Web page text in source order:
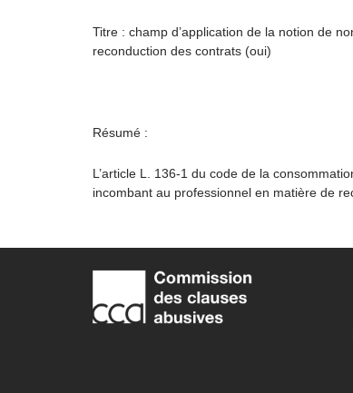
Titre : champ d’application de la notion de
reconduction des contrats (oui)
Résumé :
L’article L. 136-1 du code de la
incombant au professionnel en matière de